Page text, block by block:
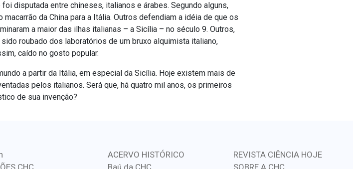
disputada entre chineses, italianos e árabes. Segundo alguns,
da China para a Itália. Outros defendiam a idéia de que os
a maior das ilhas italianas – a Sicília – no século 9. Outros,
roubado dos laboratórios de um bruxo alquimista italiano,
caído no gosto popular.
a partir da Itália, em especial da Sicília. Hoje existem mais de
pelos italianos. Será que, há quatro mil anos, os primeiros
de sua invenção?
CHC
ACERVO HISTÓRICO
Baú da CHC
REVISTA CIÊNCIA HOJE
SOBRE A CHC